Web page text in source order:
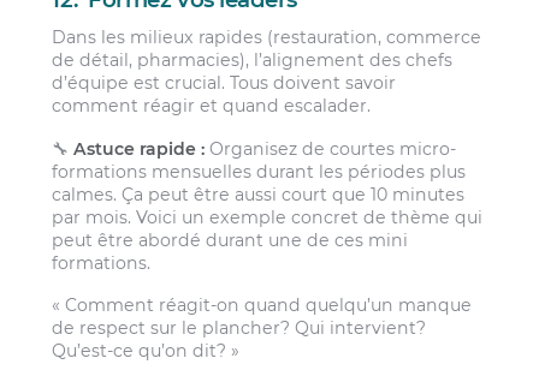
Dans les milieux rapides (restauration, commerce
de détail, pharmacies), l’alignement des chefs
d’équipe est crucial. Tous doivent savoir
comment réagir et quand escalader.
🔧 Astuce rapide :Organisez de courtes micro-
formations mensuelles durant les périodes plus
calmes. Ça peut être aussi court que 10 minutes
par mois. Voici un exemple concret de thème qui
peut être abordé durant une de ces mini
formations.
« Comment réagit-on quand quelqu’un manque
de respect sur le plancher? Qui intervient?
Qu’est-ce qu’on dit? »